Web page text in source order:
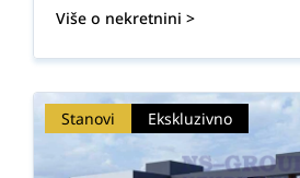
Više o nekretnini >
Stanovi Ekskluzivno